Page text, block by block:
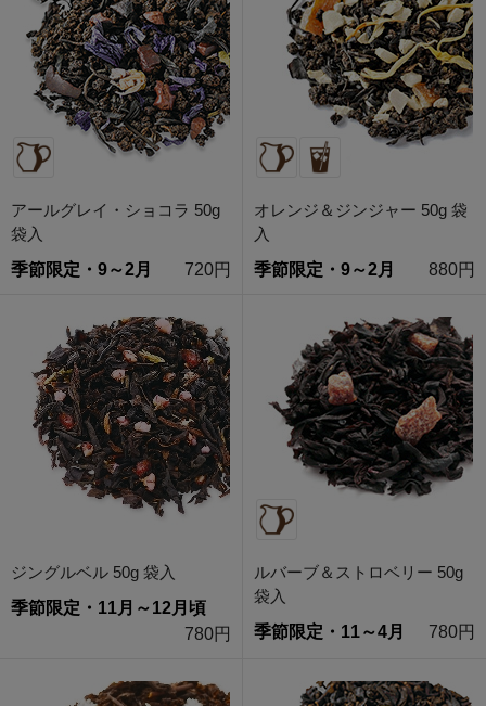
アールグレイ・ショコラ 50g
袋入
季節限定・9～2月
720円
オレンジ＆ジンジャー 50g 袋
入
季節限定・9～2月
880円
ジングルベル 50g 袋入
季節限定・11月～12月頃
780円
ルバーブ＆ストロベリー 50g
袋入
季節限定・11～4月
780円